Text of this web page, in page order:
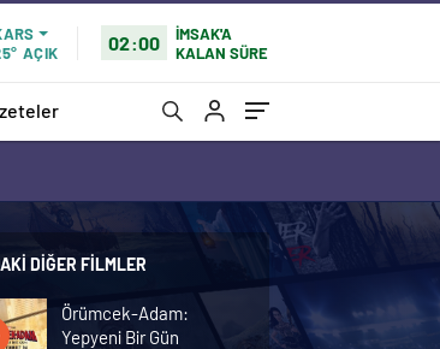
AÇIK 02:00
İMSAK'A
KALAN SÜRE
DIĞER FILMLER
Örümcek-Adam:
Yepyeni Bir Gün